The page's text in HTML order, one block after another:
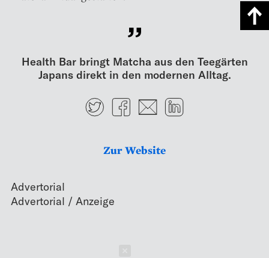
Health Bar bringt Matcha aus den Teegärten
Japans direkt in den modernen Alltag.
TwitterFacebook
E-mail
Zur Website
Advertorial